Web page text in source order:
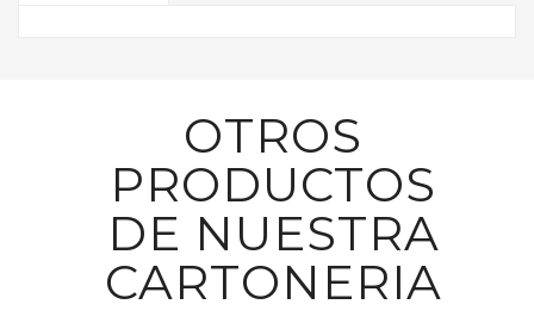
OTROS
PRODUCTOS
DE NUESTRA
CARTONERIA